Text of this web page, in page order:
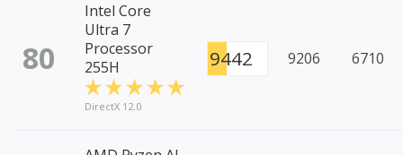
80
Intel Core
Ultra 7
Processor
255H
DirectX 12.0
9442 9206 6710